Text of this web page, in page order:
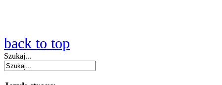
back to top
Szukaj...